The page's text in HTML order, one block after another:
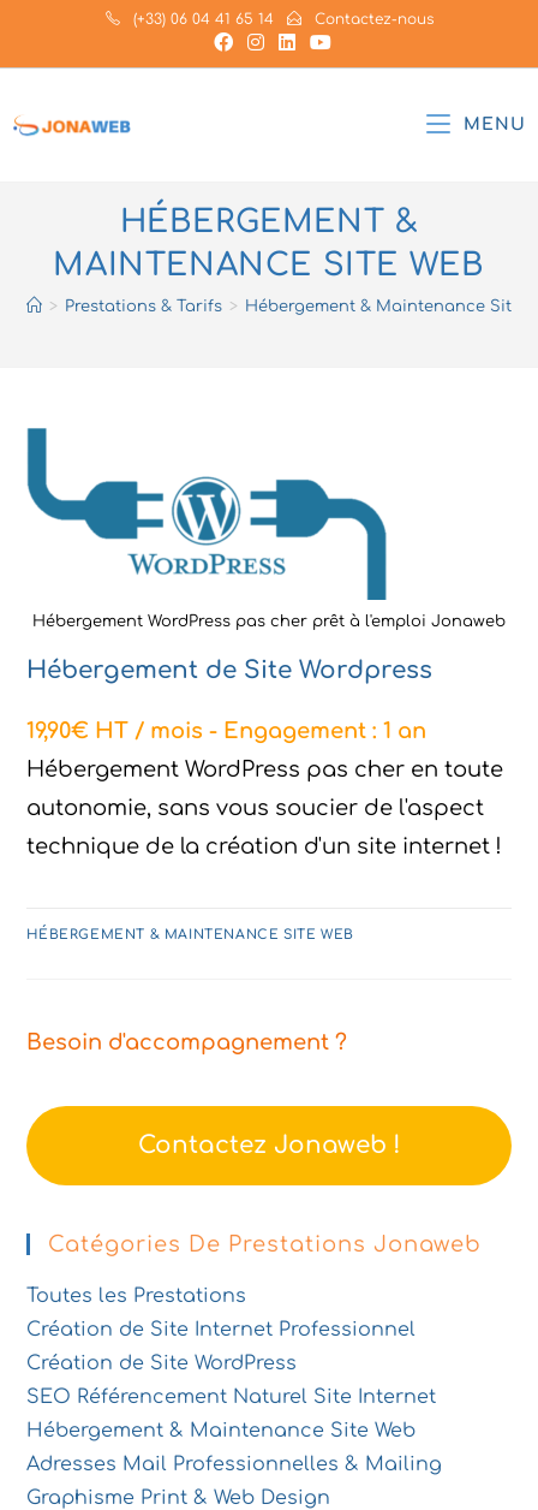
content
(+33) 06 04 41 65 14 Contactez-nous
MENU
HÉBERGEMENT &
MAINTENANCE SITE WEB
> Prestations & Tarifs > Hébergement & Maintenance Site
Hébergement WordPress pas cher prêt à l'emploi Jonaweb
Hébergement de Site Wordpress
19,90€ HT / mois - Engagement : 1 an
Hébergement WordPress pas cher en toute
autonomie, sans vous soucier de l'aspect
technique de la création d'un site internet !
HÉBERGEMENT & MAINTENANCE SITE WEB
Besoin d'accompagnement ?
Contactez Jonaweb !
Catégories De Prestations Jonaweb
Toutes les Prestations
Création de Site Internet Professionnel
Création de Site WordPress
SEO Référencement Naturel Site Internet
Hébergement & Maintenance Site Web
Adresses Mail Professionnelles & Mailing
Graphisme Print & Web Design